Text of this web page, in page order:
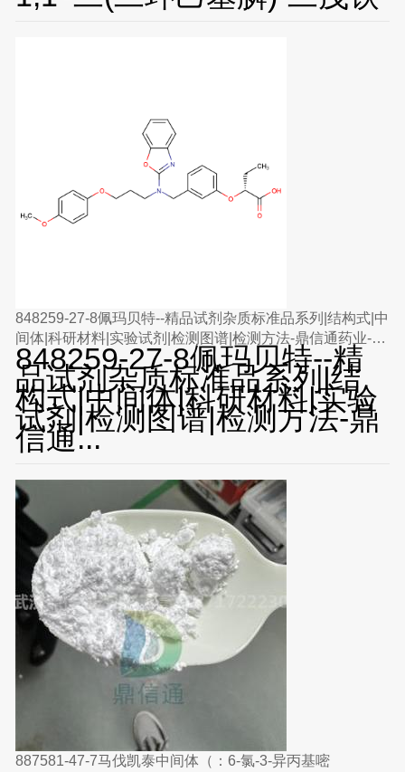
848259-27-8佩玛贝特--精品试剂杂质标准品系列|结构式|中
间体|科研材料|实验试剂|检测图谱|检测方法-鼎信通药业-丁
亮
848259-27-8佩玛贝特--精
品试剂杂质标准品系列|结
构式|中间体|科研材料|实验
试剂|检测图谱|检测方法-鼎
信通...
887581-47-7马伐凯泰中间体（：6-氯-3-异丙基嘧